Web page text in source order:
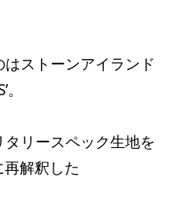
ストーンアイランド
リースペック生地を
解釈した